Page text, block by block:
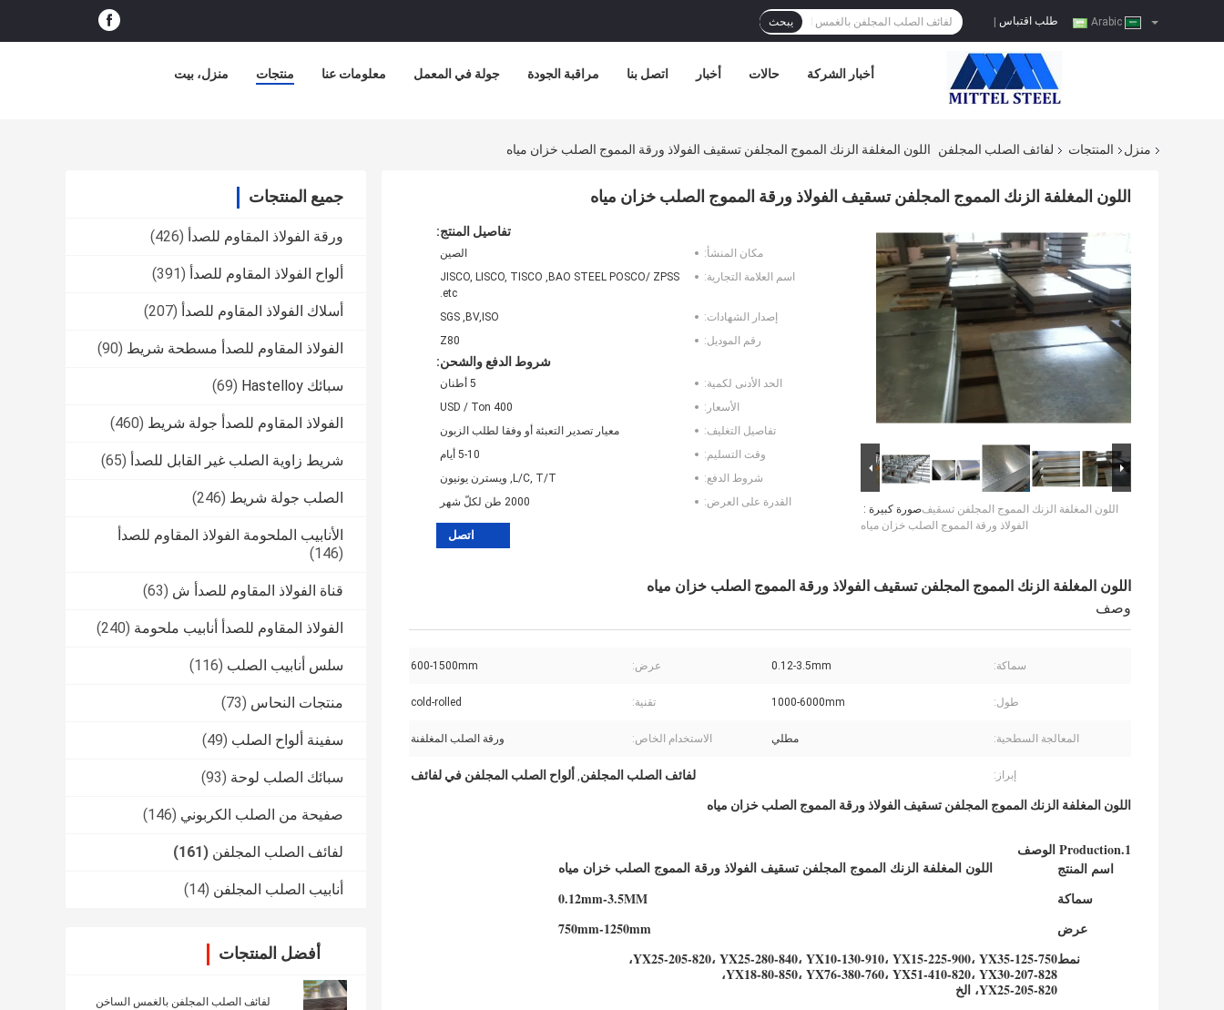
طلب اقتباس يبحث
منزل، بيت منتجات معلومات عنا جولة في المعمل مراقبة الجودة اتصل بنا أخبار حالات أخبار الشركة
منزل المنتجات لفائف الصلب المجلفن اللون المغلفة الزنك المموج المجلفن تسقيف الفولاذ ورقة المموج الصلب خزان مياه
جميع المنتجات
ورقة الفولاذ المقاوم للصدأ (426)
ألواح الفولاذ المقاوم للصدأ (391)
أسلاك الفولاذ المقاوم للصدأ (207)
الفولاذ المقاوم للصدأ مسطحة شريط (90)
سبائك Hastelloy (69)
الفولاذ المقاوم للصدأ جولة شريط (460)
شريط زاوية الصلب غير القابل للصدأ (65)
الصلب جولة شريط (246)
الأنابيب الملحومة الفولاذ المقاوم للصدأ
(146)
قناة الفولاذ المقاوم للصدأ ش (63)
الفولاذ المقاوم للصدأ أنابيب ملحومة (240)
سلس أنابيب الصلب (116)
منتجات النحاس (73)
سفينة ألواح الصلب (49)
سبائك الصلب لوحة (93)
صفيحة من الصلب الكربوني (146)
لفائف الصلب المجلفن (161)
أنابيب الصلب المجلفن (14)
أفضل المنتجات
لفائف الصلب المجلفن بالغمس الساخن
اللون المغلفة الزنك المموج المجلفن تسقيف الفولاذ ورقة المموج الصلب خزان مياه
صورة كبيرة :اللون المغلفة الزنك المموج المجلفن تسقيف
الفولاذ ورقة المموج الصلب خزان مياه
تفاصيل المنتج:
مكان المنشأ:
الصين
اسم العلامة التجارية:
JISCO, LISCO, TISCO ,BAO STEEL POSCO/ ZPSS
.etc
إصدار الشهادات:
SGS ,BV,ISO
رقم الموديل:
Z80
شروط الدفع والشحن:
الحد الأدنى لكمية:
5 أطنان
الأسعار:
400 USD / Ton
تفاصيل التغليف:
معيار تصدير التعبئة أو وفقا لطلب الزبون
وقت التسليم:
5-10 أيام
شروط الدفع:
L/C, T/T, ويسترن يونيون
القدرة على العرض:
2000 طن لكلّ شهر
اتصل
اللون المغلفة الزنك المموج المجلفن تسقيف الفولاذ ورقة المموج الصلب خزان مياه
وصف
سماكة: 0.12-3.5mm عرض: 600-1500mm
طول: 1000-6000mm تقنية: cold-rolled
المعالجة السطحية: مطلي الاستخدام الخاص: ورقة الصلب المغلفنة
إبراز: لفائف الصلب المجلفن, ألواح الصلب المجلفن في لفائف
اللون المغلفة الزنك المموج المجلفن تسقيف الفولاذ ورقة المموج الصلب خزان مياه
1.Production الوصف
اسم المنتج
اللون المغلفة الزنك المموج المجلفن تسقيف الفولاذ ورقة المموج الصلب خزان مياه
سماكة
0.12mm-3.5MM
عرض
750mm-1250mm
نمطYX25-205-820، YX25-280-840، YX10-130-910، YX15-225-900، YX35-125-750،
YX18-80-850، YX76-380-760، YX51-410-820، YX30-207-828،
YX25-205-820، الخ